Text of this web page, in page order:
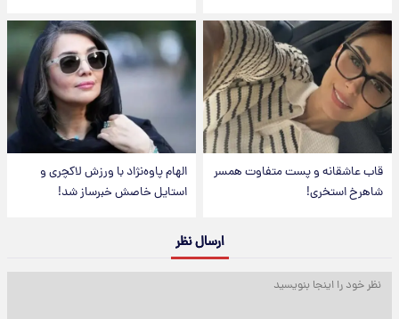
قاب عاشقانه و پست متفاوت همسر
شاهرخ استخری!
الهام پاوه‌نژاد با ورزش لاکچری و
استایل خاصش خبرساز شد!
ارسال نظر